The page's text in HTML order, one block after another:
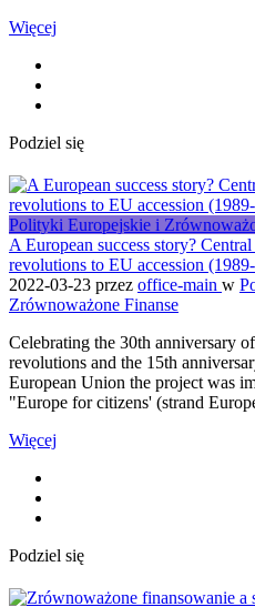
Więcej
Podziel się
Polityki Europejskie i
A European success story?
revolutions to EU accession
2022-03-23 przez office-main w
Zrównoważone Finanse
Celebrating the 30th anniversary
revolutions and the 15th
European Union the project was
"Europe for citizens' (strand
Więcej
Podziel się